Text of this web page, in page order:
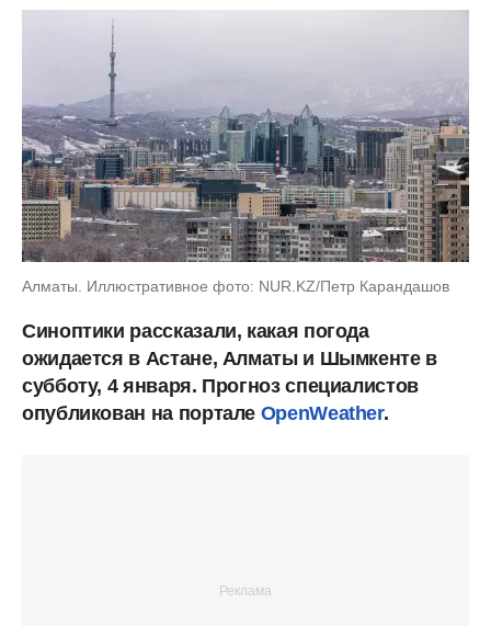
Алматы. Иллюстративное фото: NUR.KZ/Петр Карандашов
Синоптики рассказали, какая погода
ожидается в Астане, Алматы и Шымкенте в
субботу, 4 января. Прогноз специалистов
опубликован на портале OpenWeather.